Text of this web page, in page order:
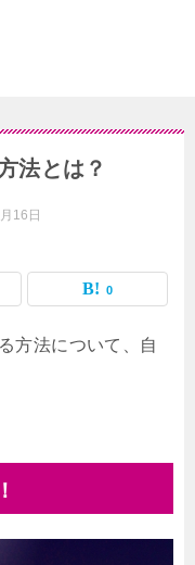
法とは？
16日
0
方法について、自